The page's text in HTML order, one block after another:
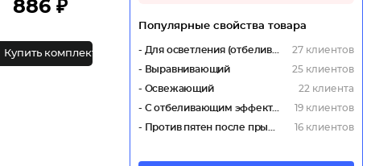
886 ₽
Купить комплект
Популярные свойства товара
27 клиентов
- Выравнивающий
25 клиентов
- Освежающий
22 клиента
- С отбеливающим эффектом
19 клиентов
16 клиентов